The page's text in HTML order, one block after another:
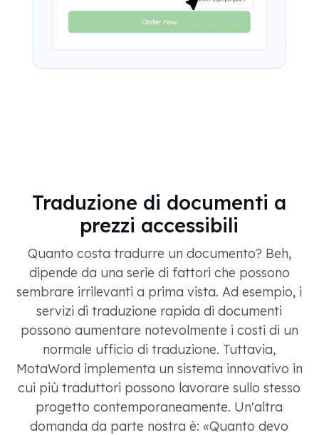
Traduzione di documenti a
prezzi accessibili
Quanto costa tradurre un documento? Beh,
dipende da una serie di fattori che possono
sembrare irrilevanti a prima vista. Ad esempio, i
servizi di traduzione rapida di documenti
possono aumentare notevolmente i costi di un
normale ufficio di traduzione. Tuttavia,
MotaWord implementa un sistema innovativo in
cui più traduttori possono lavorare sullo stesso
progetto contemporaneamente. Un'altra
domanda da parte nostra è: «Quanto devo